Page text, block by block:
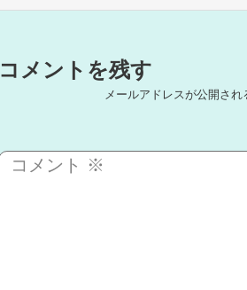
コメントを残す
メールアドレスが公開され
コメント ※